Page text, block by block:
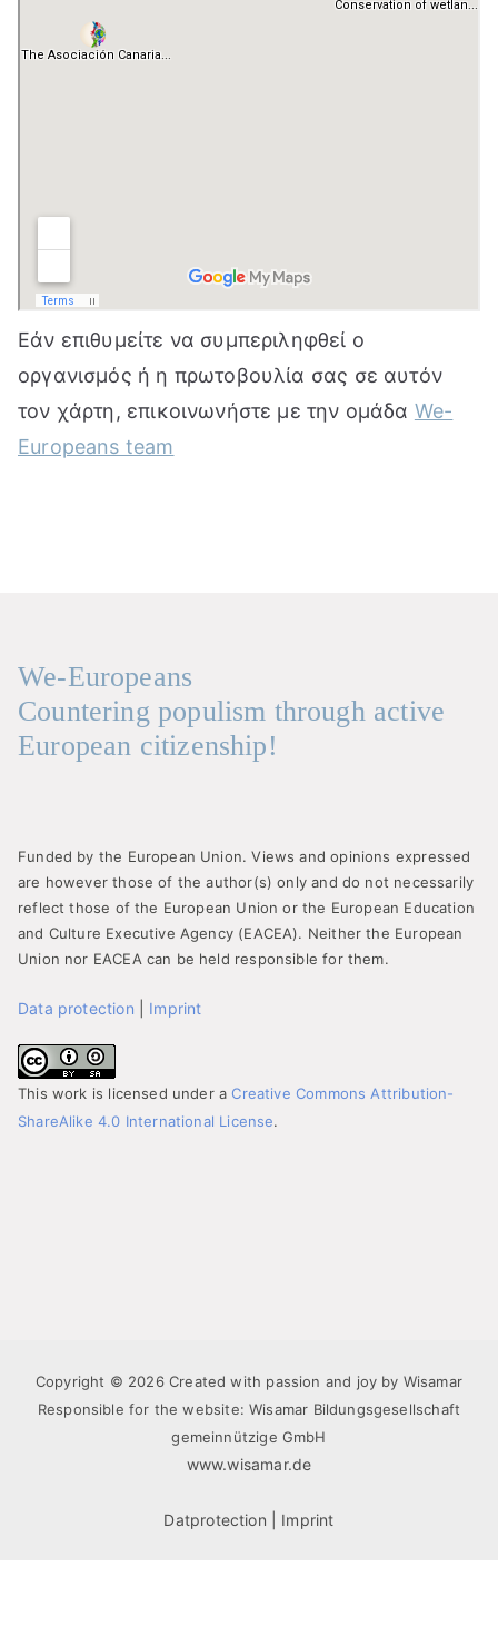
Εάν επιθυμείτε να συμπεριληφθεί ο
οργανισμός ή η πρωτοβουλία σας σε αυτόν
τον χάρτη, επικοινωνήστε με την ομάδα We-
Europeans team
We-Europeans
Countering populism through active
European citizenship!
Funded by the European Union. Views and opinions expressed
are however those of the author(s) only and do not necessarily
reflect those of the European Union or the European Education
and Culture Executive Agency (EACEA). Neither the European
Union nor EACEA can be held responsible for them.
Data protection Imprint
This work is licensed under aCreative Commons Attribution-
ShareAlike 4.0 International License.
Copyright © 2026 Created with passion and joy by Wisamar
Responsible for the website: Wisamar Bildungsgesellschaft
gemeinnützige GmbH
www.wisamar.de
Datprotection Imprint